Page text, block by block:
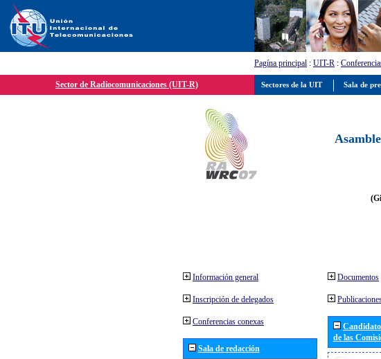
Pagína principal : UIT-R :
Sector de Radiocomunicaciones (UIT-R)
Información general
Inscripción de delegados
Conferencias conexas
Sala de redacción
Documentos
de las
Sectores de la UIT Sala de